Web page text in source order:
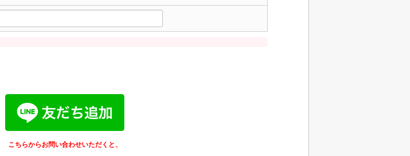
こちらからお問い合わせいただくと、